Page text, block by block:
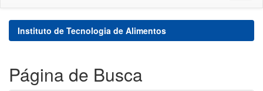
Instituto de Tecnologia de Alimentos
Página de Busca